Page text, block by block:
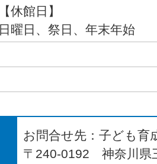
【休館日】
日曜日、祭日、年末年始
お問合せ先：子ども育
〒240-0192 神奈川県